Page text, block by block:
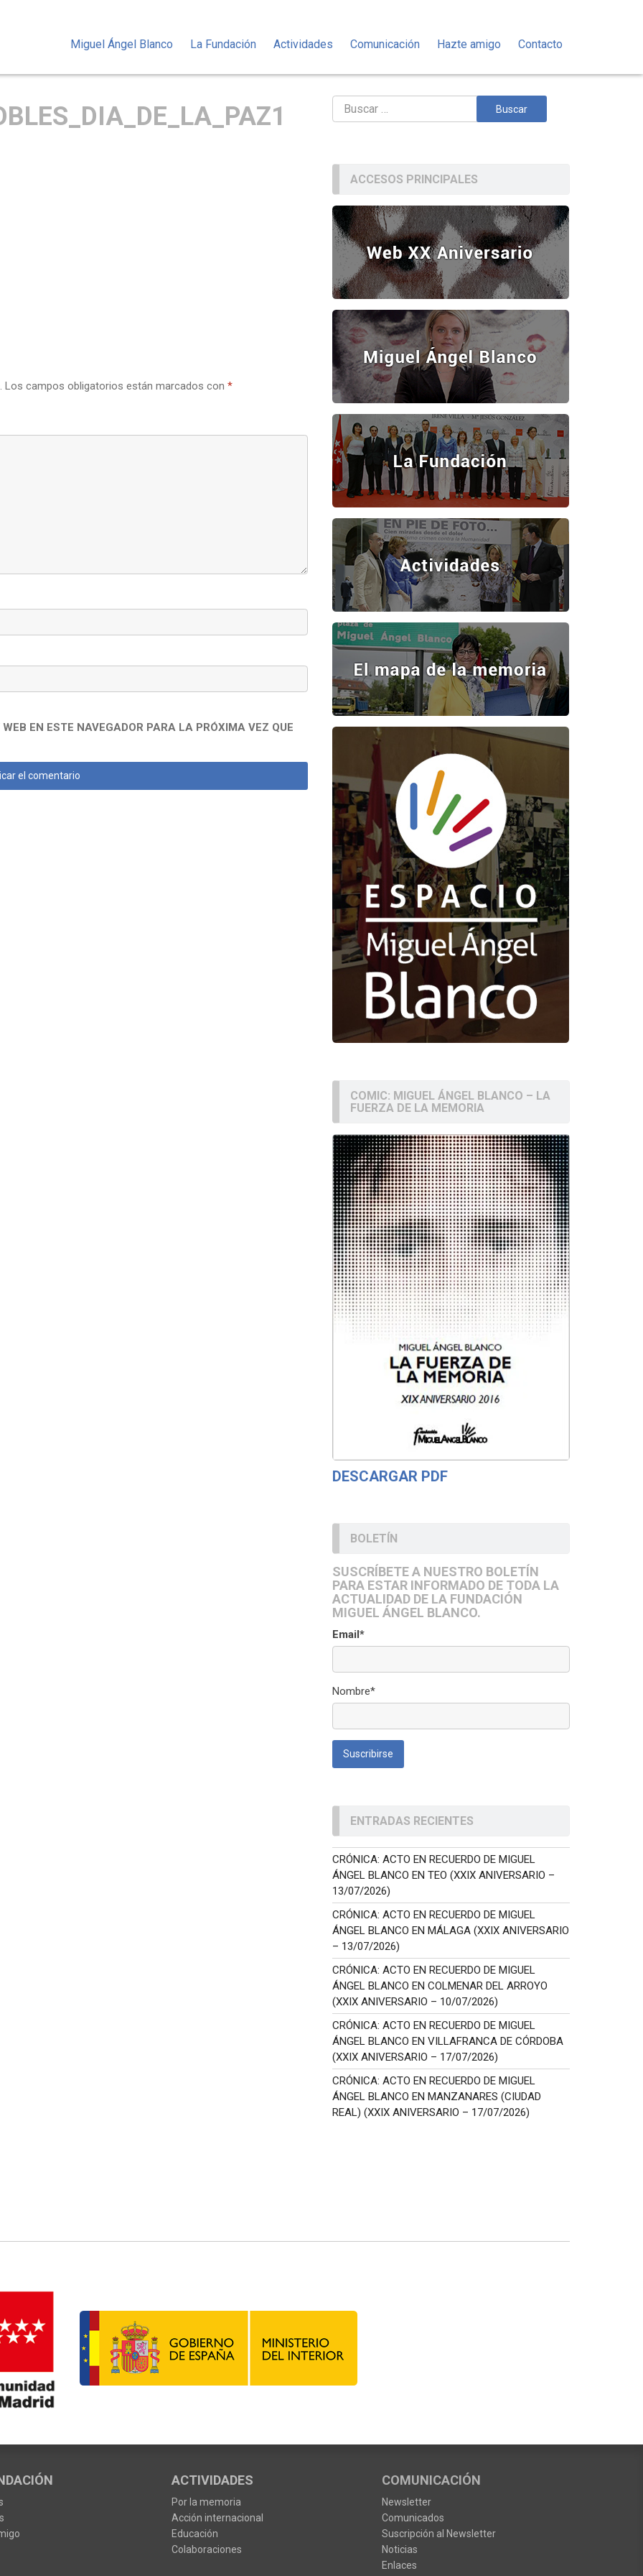
Miguel Ángel Blanco La Fundación Actividades Comunicación Hazte amigo Contacto
Los campos obligatorios están marcados con *
EN ESTE NAVEGADOR PARA LA PRÓXIMA VEZ QUE
Buscar:
ACCESOS PRINCIPALES
COMIC: MIGUEL ÁNGEL BLANCO – LA
FUERZA DE LA MEMORIA
DESCARGAR PDF
BOLETÍN
SUSCRÍBETE A NUESTRO BOLETÍN
PARA ESTAR INFORMADO DE TODA LA
ACTUALIDAD DE LA FUNDACIÓN
MIGUEL ÁNGEL BLANCO.
Email*
Nombre*
ENTRADAS RECIENTES
CRÓNICA: ACTO EN RECUERDO DE MIGUEL
ÁNGEL BLANCO EN TEO (XXIX ANIVERSARIO –
13/07/2026)
CRÓNICA: ACTO EN RECUERDO DE MIGUEL
ÁNGEL BLANCO EN MÁLAGA (XXIX ANIVERSARIO
– 13/07/2026)
CRÓNICA: ACTO EN RECUERDO DE MIGUEL
ÁNGEL BLANCO EN COLMENAR DEL ARROYO
(XXIX ANIVERSARIO – 10/07/2026)
CRÓNICA: ACTO EN RECUERDO DE MIGUEL
ÁNGEL BLANCO EN VILLAFRANCA DE CÓRDOBA
(XXIX ANIVERSARIO – 17/07/2026)
CRÓNICA: ACTO EN RECUERDO DE MIGUEL
ÁNGEL BLANCO EN MANZANARES (CIUDAD
REAL) (XXIX ANIVERSARIO – 17/07/2026)
ACTIVIDADES
Por la memoria
Acción internacional
Educación
Colaboraciones
COMUNICACIÓN
Newsletter
Comunicados
Suscripción al Newsletter
Noticias
Enlaces